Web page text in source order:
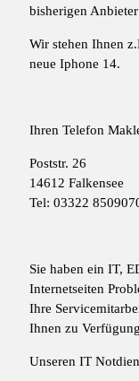
bisherigen
Wir stehen Ihnen
neue Iphone 14.
Ihren Telefon
Poststr. 26
14612 Falkensee
Tel: 03322
Sie haben ein IT,
Internetseiten
Ihre
Ihnen zu
Unseren IT